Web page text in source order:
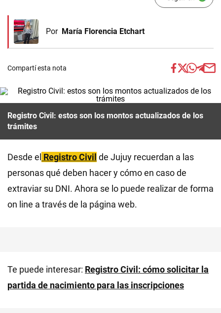
Por María Florencia Etchart
Compartí esta nota
Registro Civil: estos son los montos actualizados de los
trámites
Desde el Registro Civil de Jujuy recuerdan a las
personas qué deben hacer y cómo en caso de
extraviar su DNI. Ahora se lo puede realizar de forma
on line a través de la página web.
Te puede interesar: Registro Civil: cómo solicitar la
partida de nacimiento para las inscripciones